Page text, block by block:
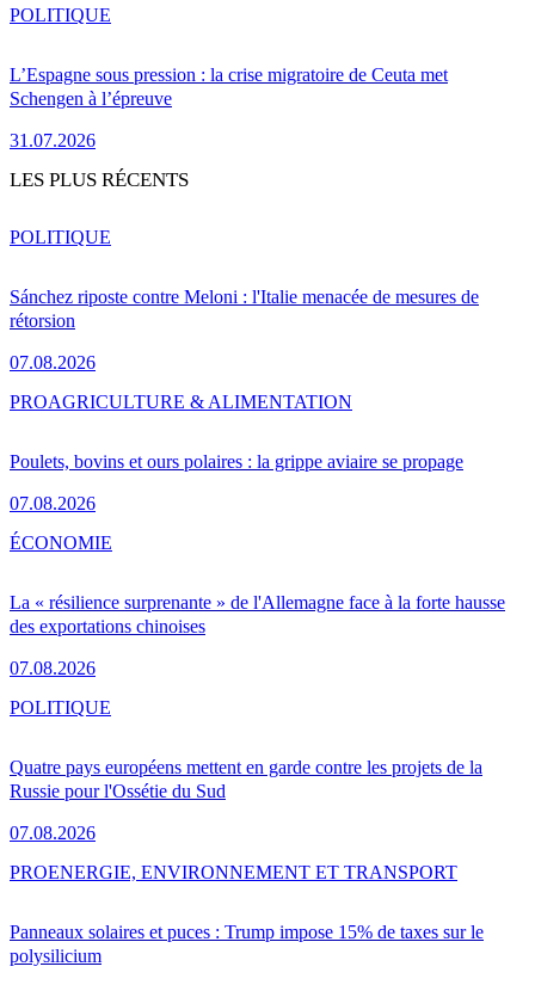
L’Espagne sous pression : la crise migratoire de Ceuta met
Schengen à l’épreuve
31.07.2026
POLITIQUE
LES PLUS RÉCENTS
Sánchez riposte contre Meloni : l'Italie menacée de mesures de
rétorsion
07.08.2026
POLITIQUE
Poulets, bovins et ours polaires : la grippe aviaire se propage
07.08.2026
PROAGRICULTURE & ALIMENTATION
La « résilience surprenante » de l'Allemagne face à la forte hausse
des exportations chinoises
07.08.2026
ÉCONOMIE
Quatre pays européens mettent en garde contre les projets de la
Russie pour l'Ossétie du Sud
07.08.2026
POLITIQUE
Panneaux solaires et puces : Trump impose 15% de taxes sur le
polysilicium
PROENERGIE, ENVIRONNEMENT ET TRANSPORT